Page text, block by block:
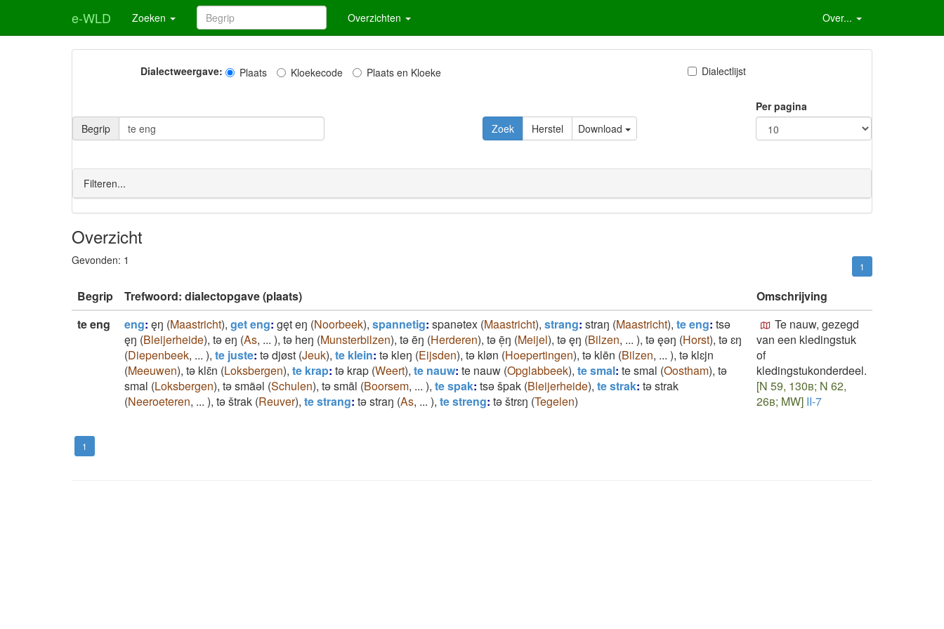
e-WLD Zoeken Overzichten Over...
Dialectweergave: Plaats Kloekecode Plaats en Kloeke Dialectlijst
Begrip Zoek Herstel Download
Per pagina
Filteren...
Overzicht
Gevonden: 1 1
Begrip Trefwoord: dialectopgave (plaats)
Omschrijving
te eng
eng: ęŋ (Maastricht), get eng: gęt eŋ (Noorbeek), spannetig: spanǝtex (Maastricht), strang: straŋ (Maastricht), te eng: tsǝ
ęŋ (Bleijerheide), tǝ eŋ (As, ... ), tǝ heŋ (Munsterbilzen), tǝ ēŋ (Herderen), tǝ ē̜ŋ (Meijel), tǝ ęŋ (Bilzen, ... ), tǝ ęǝŋ (Horst), tǝ ɛŋ
(Diepenbeek, ... ), te juste: tǝ djøst (Jeuk), te klein: tǝ kleŋ (Eijsden), tǝ kløn (Hoepertingen), tǝ klēn (Bilzen, ... ), tǝ klɛjn
(Meeuwen), tǝ klɛ̄n (Loksbergen), te krap: tǝ krap (Weert), te nauw: te nauw (Opglabbeek), te smal: te smal (Oostham), tǝ
smal (Loksbergen), tǝ smãǝl (Schulen), tǝ smāl (Boorsem, ... ), te spak: tsǝ špak (Bleijerheide), te strak: tǝ strak
(Neeroeteren, ... ), tǝ štrak (Reuver), te strang: tǝ straŋ (As, ... ), te streng: tǝ štrɛŋ (Tegelen)
Te nauw, gezegd
van een kledingstuk
of
kledingstukonderdeel.
[N 59, 130b; N 62,
26b; MW] II-7
1